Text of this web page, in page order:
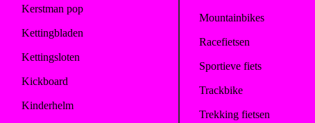
Kerstman pop
Kettingbladen
Kettingsloten
Kickboard
Kinderhelm
Mountainbikes
Racefietsen
Sportieve fiets
Trackbike
Trekking fietsen